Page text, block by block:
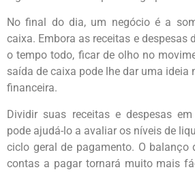
No final do dia, um negócio é a
caixa. Embora as receitas e despesas
o tempo todo, ficar de olho no
saída de caixa pode lhe dar uma ideia
financeira.
Dividir suas receitas e despesas
pode ajudá-lo a avaliar os níveis de
ciclo geral de pagamento. O balanço
contas a pagar tornará muito mais